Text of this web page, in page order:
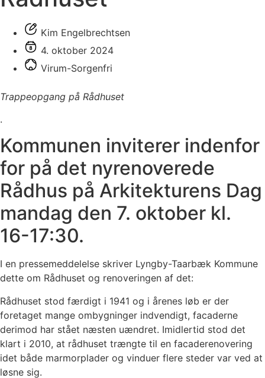
Kim Engelbrechtsen
4. oktober 2024
Virum-Sorgenfri
Trappeopgang på Rådhuset
.
Kommunen inviterer indenfor
for på det nyrenoverede
Rådhus på Arkitekturens Dag
mandag den 7. oktober kl.
16-17:30.
I en pressemeddelelse skriver Lyngby-Taarbæk Kommune
dette om Rådhuset og renoveringen af det:
Rådhuset stod færdigt i 1941 og i årenes løb er der
foretaget mange ombygninger indvendigt, facaderne
derimod har stået næsten uændret. Imidlertid stod det
klart i 2010, at rådhuset trængte til en facaderenovering
idet både marmorplader og vinduer flere steder var ved at
løsne sig.